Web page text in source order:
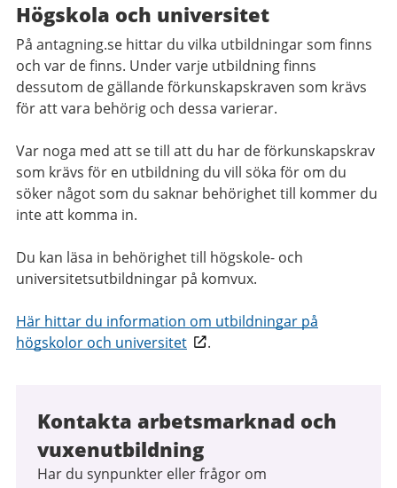
Högskola och universitet
På antagning.se hittar du vilka utbildningar som finns
och var de finns. Under varje utbildning finns
dessutom de gällande förkunskapskraven som krävs
för att vara behörig och dessa varierar.
Var noga med att se till att du har de förkunskapskrav
som krävs för en utbildning du vill söka för om du
söker något som du saknar behörighet till kommer du
inte att komma in.
Du kan läsa in behörighet till högskole- och
universitetsutbildningar på komvux.
Här hittar du information om utbildningar på
högskolor och universitet
.
Kontakta arbetsmarknad och
vuxenutbildning
Har du synpunkter eller frågor om